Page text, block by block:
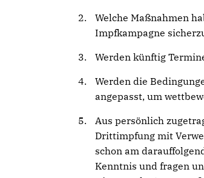
Welche Maßnahmen
Impfkampagne
Werden künftig
Werden die
angepasst, um
Aus persönlich
Drittimpfung mit
schon am
Kenntnis und fragen